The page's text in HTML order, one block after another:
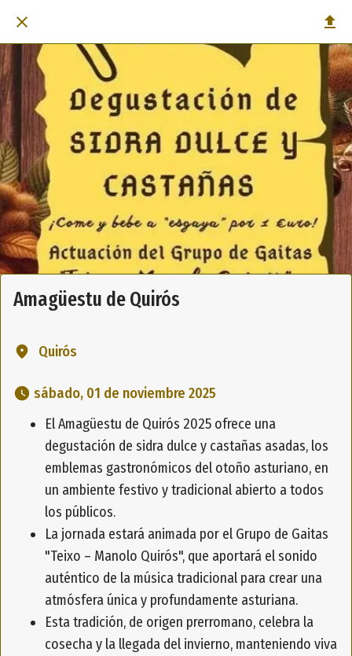
Amagüestu de Quirós
Quirós
sábado, 01 de noviembre 2025
El Amagüestu de Quirós 2025 ofrece una
degustación de sidra dulce y castañas asadas, los
emblemas gastronómicos del otoño asturiano, en
un ambiente festivo y tradicional abierto a todos
los públicos.
La jornada estará animada por el Grupo de Gaitas
"Teixo – Manolo Quirós", que aportará el sonido
auténtico de la música tradicional para crear una
atmósfera única y profundamente asturiana.
Esta tradición, de origen prerromano, celebra la
cosecha y la llegada del invierno, manteniendo viva